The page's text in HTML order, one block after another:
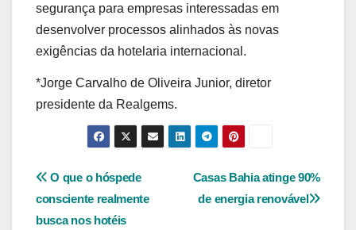
segurança para empresas interessadas em
desenvolver processos alinhados às novas
exigências da hotelaria internacional.
*Jorge Carvalho de Oliveira Junior, diretor
presidente da Realgems.
Navegação
de
Casas Bahia atinge 90%
de energia renovável
O que o hóspede
consciente realmente
busca nos hotéis